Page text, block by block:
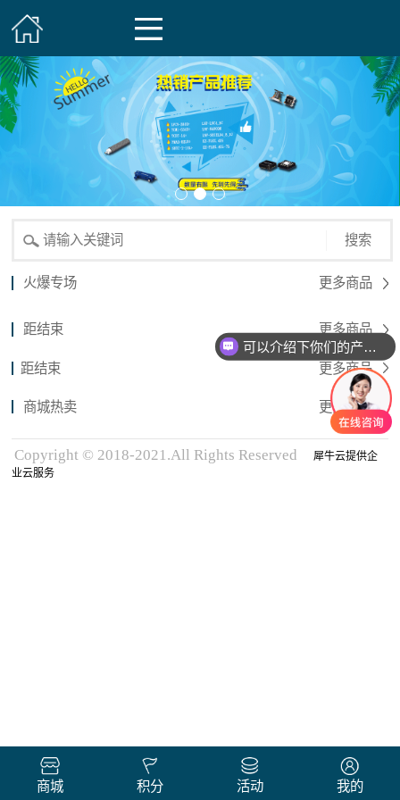
搜索
火爆专场 更多商品
距结束 更多商品
距结束 更多商品
商城热卖 更多商品
Copyright © 2018-2021.All Rights Reserved
犀牛云提供企
业云服务
商城 积分 活动 我的